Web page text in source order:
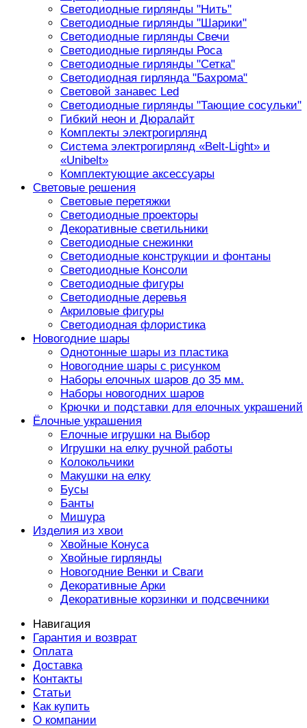
Светодиодные гирлянды "Нить"
Светодиодные гирлянды "Шарики"
Светодиодные гирлянды Свечи
Светодиодные гирлянды Роса
Светодиодные гирлянды "Сетка"
Светодиодная гирлянда "Бахрома"
Световой занавес Led
Светодиодные гирлянды "Тающие сосульки"
Гибкий неон и Дюралайт
Комплекты электрогирлянд
Система электрогирлянд «Belt-Light» и
«Unibelt»
Комплектующие аксессуары
Световые решения
Световые перетяжки
Светодиодные проекторы
Декоративные светильники
Светодиодные снежинки
Светодиодные конструкции и фонтаны
Светодиодные Консоли
Светодиодные фигуры
Светодиодные деревья
Акриловые фигуры
Светодиодная флористика
Новогодние шары
Однотонные шары из пластика
Новогодние шары с рисунком
Наборы елочных шаров до 35 мм.
Наборы новогодних шаров
Крючки и подставки для елочных украшений
Ёлочные украшения
Елочные игрушки на Выбор
Игрушки на елку ручной работы
Колокольчики
Макушки на елку
Бусы
Банты
Мишура
Изделия из хвои
Хвойные Конуса
Хвойные гирлянды
Новогодние Венки и Сваги
Декоративные Арки
Декоративные корзинки и подсвечники
Навигация
Гарантия и возврат
Оплата
Доставка
Контакты
Статьи
Как купить
О компании